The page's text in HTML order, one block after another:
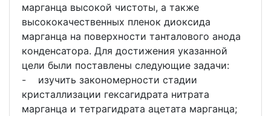
марганца высокой чистоты, а также
высококачественных пленок диоксида
марганца на поверхности танталового анода
конденсатора. Для достижения указанной
цели были поставлены следующие задачи:
- изучить закономерности стадии
кристаллизации гексагидрата нитрата
марганца и тетрагидрата ацетата марганца;